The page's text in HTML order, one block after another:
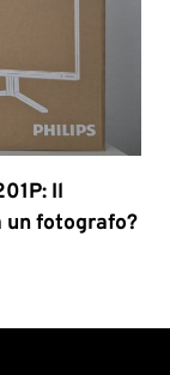
Il
fotografo?